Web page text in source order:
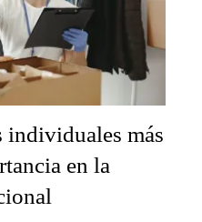
individuales más
en la